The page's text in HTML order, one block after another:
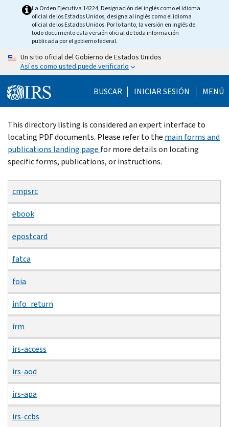
La Orden Ejecutiva 14224, Designación del inglés como el idioma
oficial de los Estados Unidos, designa al inglés como el idioma
oficial de los Estados Unidos. Por lo tanto, la versión en inglés de
todo documento es la versión oficial de toda información
publicada por el gobierno federal.
Un sitio oficial del Gobierno de Estados Unidos
Así es como usted puede verificarlo
BUSCAR INICIAR SESIÓN MENÚ
Beginning
of
main
content
This directory listing is considered an expert interface to
locating PDF documents. Please refer to the main forms and
publications landing page for more details on locating
specific forms, publications, or instructions.
cmpsrc
ebook
epostcard
fatca
foia
info_return
irm
irs-access
irs-aod
irs-apa
irs-ccbs